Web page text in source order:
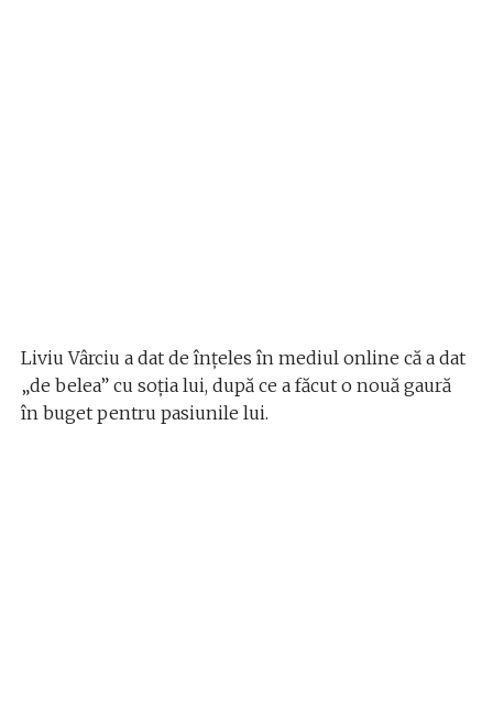
Liviu Vârciu a dat de înțeles în mediul online că a dat
„de belea” cu soția lui, după ce a făcut o nouă gaură
în buget pentru pasiunile lui.